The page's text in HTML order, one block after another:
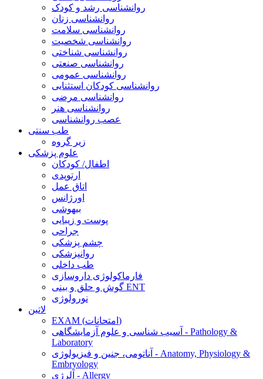
روانشناسی رشد و کودک
روانشناسی زنان
روانشناسی سلامت
روانشناسی شخصیت
روانشناسی شناختی
روانشناسی صنعتی
روانشناسی عمومی
روانشناسی کودکان استثنایی
روانشناسی مرضی
روانشناسی هنر
عصب روانشناسی
طب سنتی
زیر گروه
علوم پزشکی
اطفال/ کودکان
ارتوپدی
اتاق عمل
اورژانس
بیهوشی
پوست و زیبایی
جراحی
چشم پزشکی
روانپزشکی
طب داخلی
فارماکولوژی داروسازی
گوش و حلق و بینی ENT
نورولوژی
لاتین
EXAM (امتحانات)
آسیب شناسی و علوم آزمایشگاهی - Pathology &
Laboratory
آناتومی، جنین و فیزیولوژی - Anatomy, Physiology &
Embryology
آلرژی - Allergy